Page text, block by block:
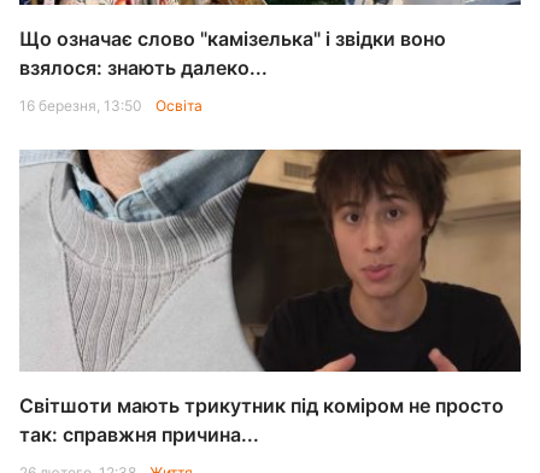
Що означає слово "камізелька" і звідки воно
взялося: знають далеко...
16 березня, 13:50 Освіта
Світшоти мають трикутник під коміром не просто
так: справжня причина...